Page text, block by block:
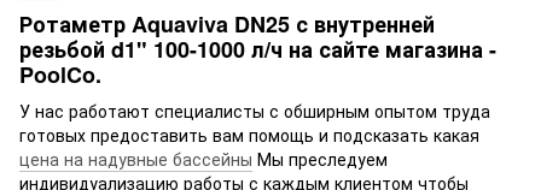
Ротаметр Aquaviva DN25 с внутренней
резьбой d1" 100-1000 л/ч на сайте магазина -
PoolCo.
У нас работают специалисты с обширным опытом труда
готовых предоставить вам помощь и подсказать какая
цена на надувные бассейны Мы преследуем
индивидуализацию работы с каждым клиентом чтобы